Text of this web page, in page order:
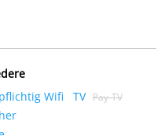
Wifi TV Pay-TV